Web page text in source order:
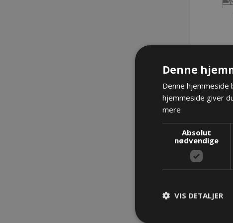
ET0320/
Denne
Denne
hjemmeside giver
mere
Absolut
nødvendige
VIS DETALJER